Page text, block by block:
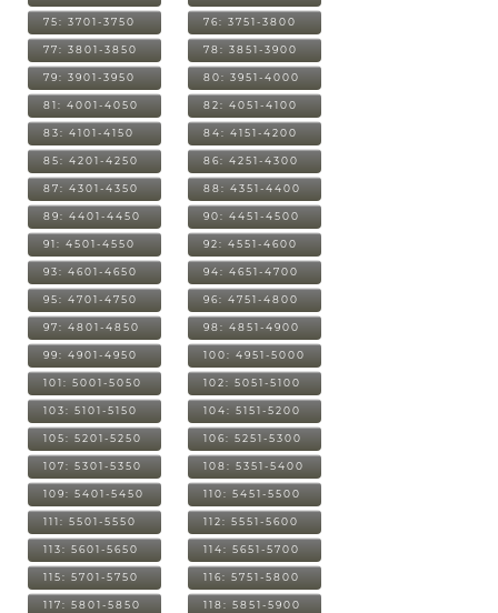
75: 3701-3750 76: 3751-3800
77: 3801-3850 78: 3851-3900
79: 3901-3950 80: 3951-4000
81: 4001-4050 82: 4051-4100
83: 4101-4150 84: 4151-4200
85: 4201-4250 86: 4251-4300
87: 4301-4350 88: 4351-4400
89: 4401-4450 90: 4451-4500
91: 4501-4550 92: 4551-4600
93: 4601-4650 94: 4651-4700
95: 4701-4750 96: 4751-4800
97: 4801-4850 98: 4851-4900
99: 4901-4950 100: 4951-5000
101: 5001-5050 102: 5051-5100
103: 5101-5150 104: 5151-5200
105: 5201-5250 106: 5251-5300
107: 5301-5350 108: 5351-5400
109: 5401-5450 110: 5451-5500
111: 5501-5550 112: 5551-5600
113: 5601-5650 114: 5651-5700
115: 5701-5750 116: 5751-5800
117: 5801-5850 118: 5851-5900